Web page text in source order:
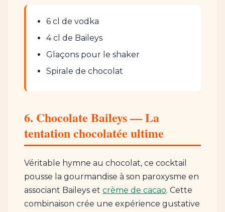
6 cl de vodka
4 cl de Baileys
Glaçons pour le shaker
Spirale de chocolat
6. Chocolate Baileys — La
tentation chocolatée ultime
Véritable hymne au chocolat, ce cocktail
pousse la gourmandise à son paroxysme en
associant Baileys et crème de cacao. Cette
combinaison crée une expérience gustative